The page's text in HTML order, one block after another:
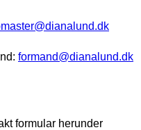
formand@dianalund.dk
formular herunder